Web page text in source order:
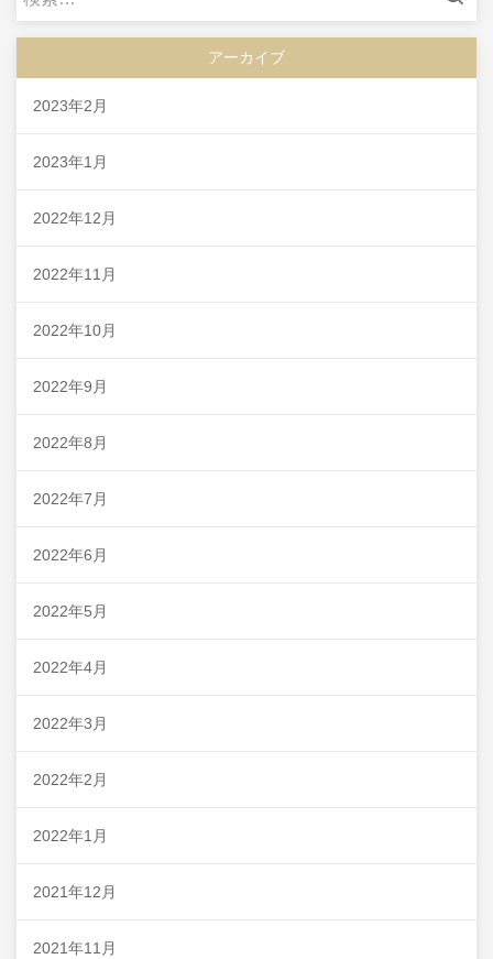
アーカイブ
2023年2月
2023年1月
2022年12月
2022年11月
2022年10月
2022年9月
2022年8月
2022年7月
2022年6月
2022年5月
2022年4月
2022年3月
2022年2月
2022年1月
2021年12月
2021年11月